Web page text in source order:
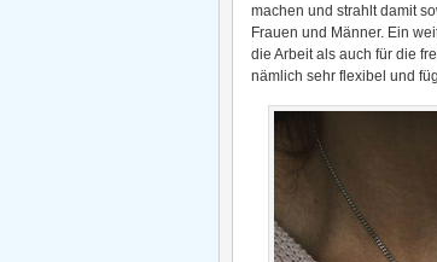
machen und strahlt damit
Frauen und Männer. Ein
die Arbeit als auch für die
nämlich sehr flexibel und